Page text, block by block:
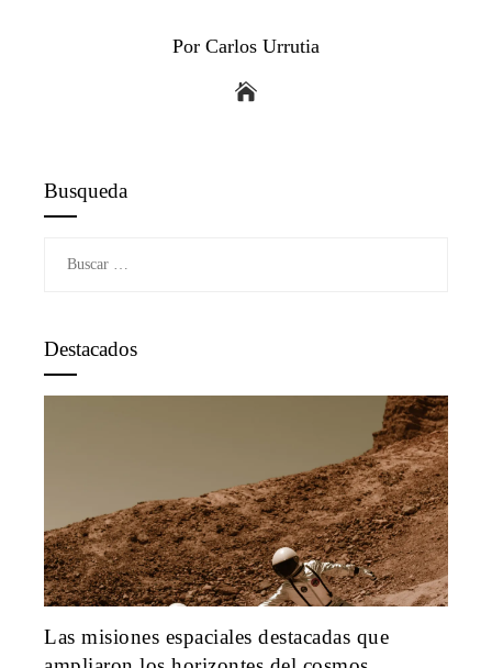
Por Carlos Urrutia
Busqueda
Destacados
Las misiones espaciales destacadas que